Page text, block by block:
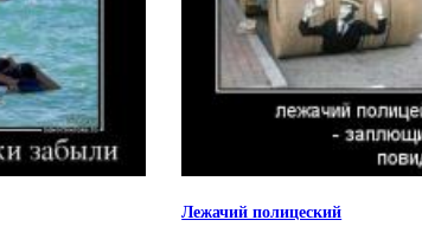
Лежачий полицеский